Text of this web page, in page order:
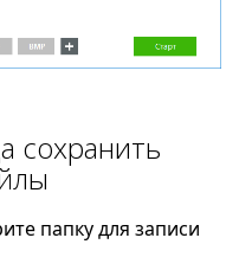
сохранить
папку для записи